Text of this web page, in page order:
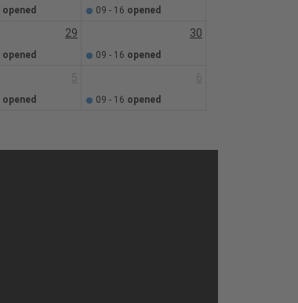
opened 09 - 16 opened
29
opened
30
09 - 16 opened
opened 09 - 16 opened